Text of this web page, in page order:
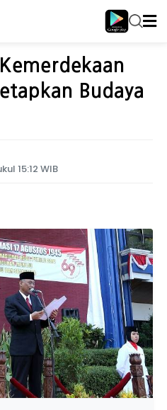
Budaya
15:12 WIB